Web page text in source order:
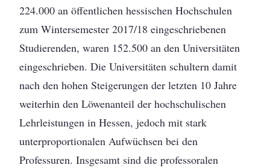
224.000 an öffentlichen hessischen Hochschulen
zum Wintersemester 2017/18 eingeschriebenen
Studierenden, waren 152.500 an den Universitäten
eingeschrieben. Die Universitäten schultern damit
nach den hohen Steigerungen der letzten 10 Jahre
weiterhin den Löwenanteil der hochschulischen
Lehrleistungen in Hessen, jedoch mit stark
unterproportionalen Aufwüchsen bei den
Professuren. Insgesamt sind die professoralen